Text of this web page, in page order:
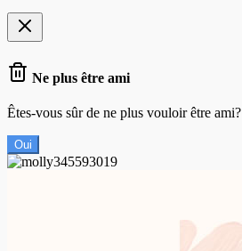
Ne plus être ami
Êtes-vous sûr de ne plus vouloir être ami?
Oui